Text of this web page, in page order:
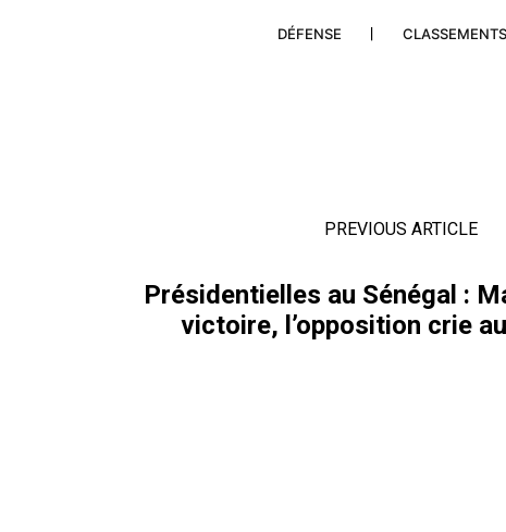
DÉFENSE CLASSEMENTS
PREVIOUS ARTICLE
Présidentielles au Sénégal :
victoire, l’opposition crie